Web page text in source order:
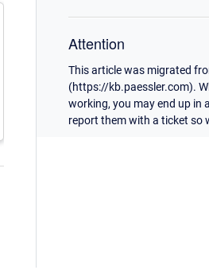
Attention
This article was migrated
(https://kb.paessler.com).
working, you may end up in
report them with a ticket so